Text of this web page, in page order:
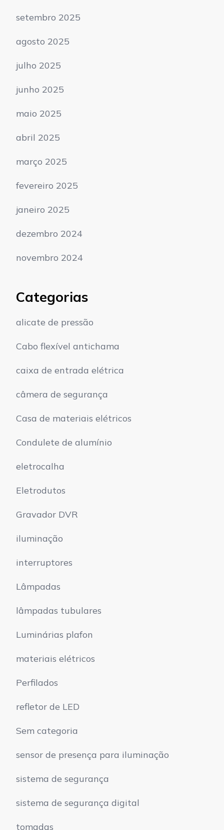
setembro 2025
agosto 2025
julho 2025
junho 2025
maio 2025
abril 2025
março 2025
fevereiro 2025
janeiro 2025
dezembro 2024
novembro 2024
Categorias
alicate de pressão
Cabo flexível antichama
caixa de entrada elétrica
câmera de segurança
Casa de materiais elétricos
Condulete de alumínio
eletrocalha
Eletrodutos
Gravador DVR
iluminação
interruptores
Lâmpadas
lâmpadas tubulares
Luminárias plafon
materiais elétricos
Perfilados
refletor de LED
Sem categoria
sensor de presença para iluminação
sistema de segurança
sistema de segurança digital
tomadas